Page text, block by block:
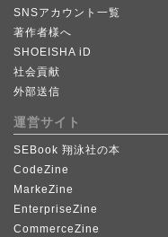
SNSアカウント一覧
著作者様へ
SHOEISHA iD
社会貢献
外部送信
運営サイト
SEBook 翔泳社の本
CodeZine
MarkeZine
EnterpriseZine
CommerceZine